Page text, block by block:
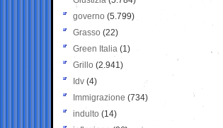
governo (5.799)
Grasso (22)
Green Italia (1)
Grillo (2.941)
Idv (4)
Immigrazione (734)
indulto (14)